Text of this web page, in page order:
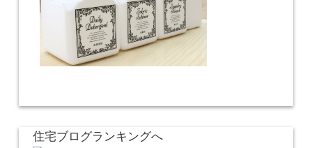
住宅ブログランキングへ